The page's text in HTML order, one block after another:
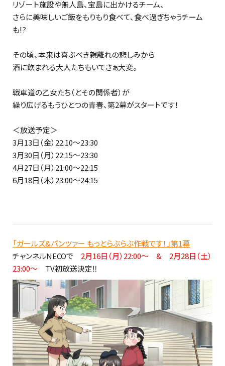
リゾート施設や無人島、宝島に出かけるチーム、
さらに美味しいご飯をもりもり食べて、食べ過ぎちゃうチーム
も!?
その頃、本来は喜ぶべき親離れの悲しみから
酒に飲まれる大人たちもいてさぁ大変。
戦車道の乙女たち（とその関係者）が
繰り広げるもうひとつの青春、第2幕がスタートです！
＜放送予定＞
3月13日（金）22:10～23:30
3月30日（月）22:15～23:30
4月27日（月）21:00～22:15
6月18日（木）23:00～24:15
「ガールズ&パンツァー もっとらぶらぶ作戦です！」第1幕
チャンネルNECOで 2月16日（月）22:00～ & 2月28日（土）
23:00～ TV初放送決定‼